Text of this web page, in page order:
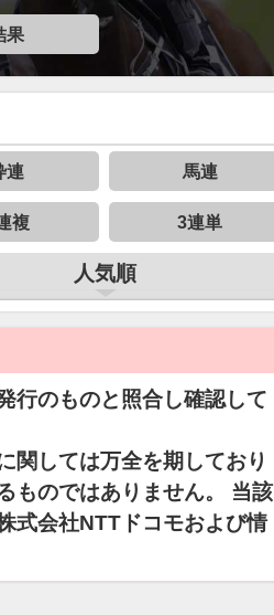
果
連 馬連
複 3連単
人気順
行のものと照合し確認して
関しては万全を期しており
ものではありません。 当該
式会社NTTドコモおよび情